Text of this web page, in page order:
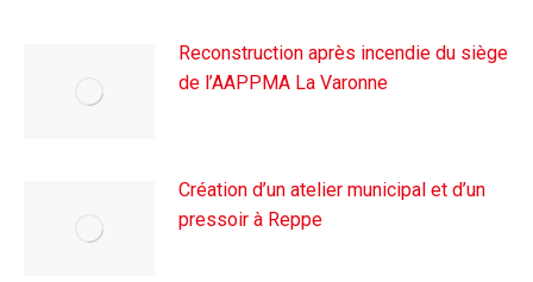
Reconstruction après incendie du siège
de l’AAPPMA La Varonne
Création d’un atelier municipal et d’un
pressoir à Reppe